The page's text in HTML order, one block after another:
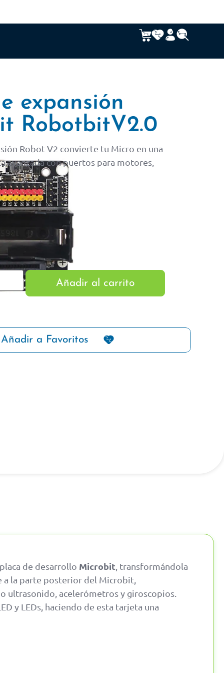
expansión
RobotbitV2.0
Robot V2 convierte tu Micro en una
avanzada con puertos para motores,
Añadir al carrito
Añadir a Favoritos
de desarrollo Microbit , transformándola
a la parte posterior del Microbit,
ultrasonido, acelerómetros y giroscopios.
y LEDs, haciendo de esta tarjeta una